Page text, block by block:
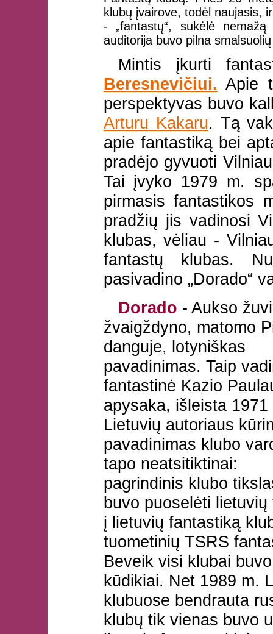
klubų įvairove, todėl naujasis,
- „fantastų“, sukėlė
auditorija buvo pilna
Mintis įkurti
Beresnevičiui. Apie
perspektyvas buvo
Arturu Kakaru. Tą
apie fantastiką bei
pradėjo gyvuoti
Tai įvyko 1979 m.
pirmasis fantastikos
pradžių jis vadinosi
klubas, vėliau -
fantastų klubas.
pasivadino „Dorado“
Dorado - Aukso
žvaigždyno, matomo
danguje, lotyniškas
pavadinimas. Taip
fantastinė Kazio
apysaka, išleista 1971
Lietuvių autoriaus
pavadinimas klubo
tapo neatsitiktinai:
pagrindinis klubo
buvo puoselėti
į lietuvių fantastiką
tuometinių TSRS
Beveik visi klubai
kūdikiai. Net 1989 m.
klubuose bendrauta
klubų tik vienas buvo